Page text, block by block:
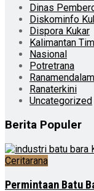
Dinas
Diskominfo
Dispora Kukar
Kalimantan
Nasional
Potretrana
Ranamendalam
Ranaterkini
Uncategorized
Berita Populer
Ceritarana
Permintaan Batu